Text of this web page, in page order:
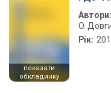
показати
обкладинку
Автори:
О.
Рік: